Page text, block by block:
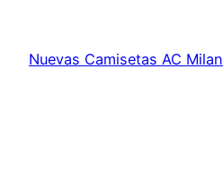
contenido
Nuevas Camisetas AC Milan